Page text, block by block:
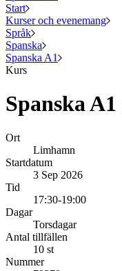
Start
Kurser och evenemang
Språk
Spanska
Spanska A1
Kurs
Spanska A1
Ort
Limhamn
Startdatum
3 Sep 2026
Tid
17:30-19:00
Dagar
Torsdagar
Antal tillfällen
10 st
Nummer